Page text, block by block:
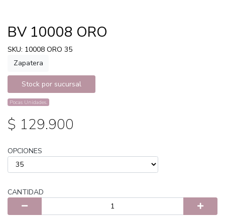
BV 10008 ORO
SKU: 10008 ORO 35
Zapatera
Stock por sucursal
Pocas Unidades.
$ 129.900
OPCIONES
CANTIDAD